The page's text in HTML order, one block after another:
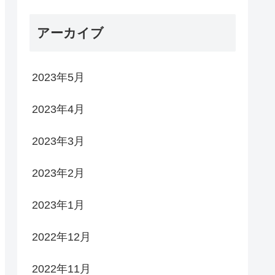
アーカイブ
2023年5月
2023年4月
2023年3月
2023年2月
2023年1月
2022年12月
2022年11月